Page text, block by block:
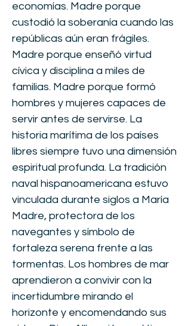
economías. Madre porque
custodió la soberanía cuando las
repúblicas aún eran frágiles.
Madre porque enseñó virtud
cívica y disciplina a miles de
familias. Madre porque formó
hombres y mujeres capaces de
servir antes de servirse. La
historia marítima de los países
libres siempre tuvo una dimensión
espiritual profunda. La tradición
naval hispanoamericana estuvo
vinculada durante siglos a María
Madre, protectora de los
navegantes y símbolo de
fortaleza serena frente a las
tormentas. Los hombres de mar
aprendieron a convivir con la
incertidumbre mirando el
horizonte y encomendando sus